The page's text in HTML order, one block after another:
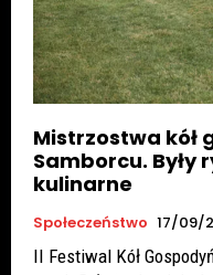
Mistrzostwa kół
Samborcu.
kulinarne
Społeczeństwo 17/09/
II Festiwal Kół